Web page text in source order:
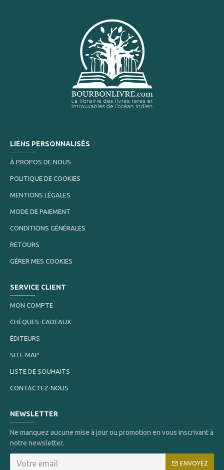
LIENS PERSONNALISÉS
À PROPOS DE NOUS
POLITIQUE DE COOKIES
MENTIONS LÉGALES
MODE DE PAIEMENT
CONDITIONS GÉNÉRALES
RETOURS
GÉRER MES COOKIES
SERVICE CLIENT
MON COMPTE
CHÈQUES-CADEAUX
ÉDITEURS
SITE MAP
LISTE DE SOUHAITS
CONTACTEZ-NOUS
NEWSLETTER
Ne manquez aucune mise à jour ou promotion en vous inscrivant à
notre newsletter.
ENVOYEZ